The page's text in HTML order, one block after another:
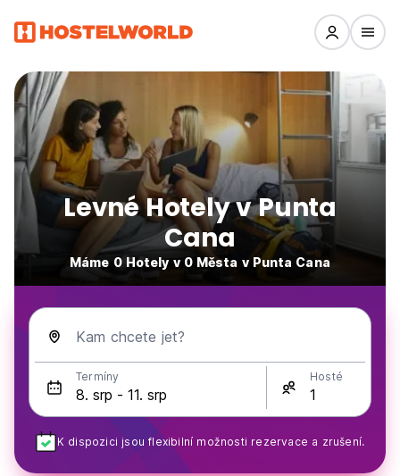
Levné Hotely v Punta
Cana
Máme 0 Hotely v 0 Města v Punta Cana
Kam chcete jet?
Termíny Hosté
K dispozici jsou flexibilní možnosti rezervace a zrušení.